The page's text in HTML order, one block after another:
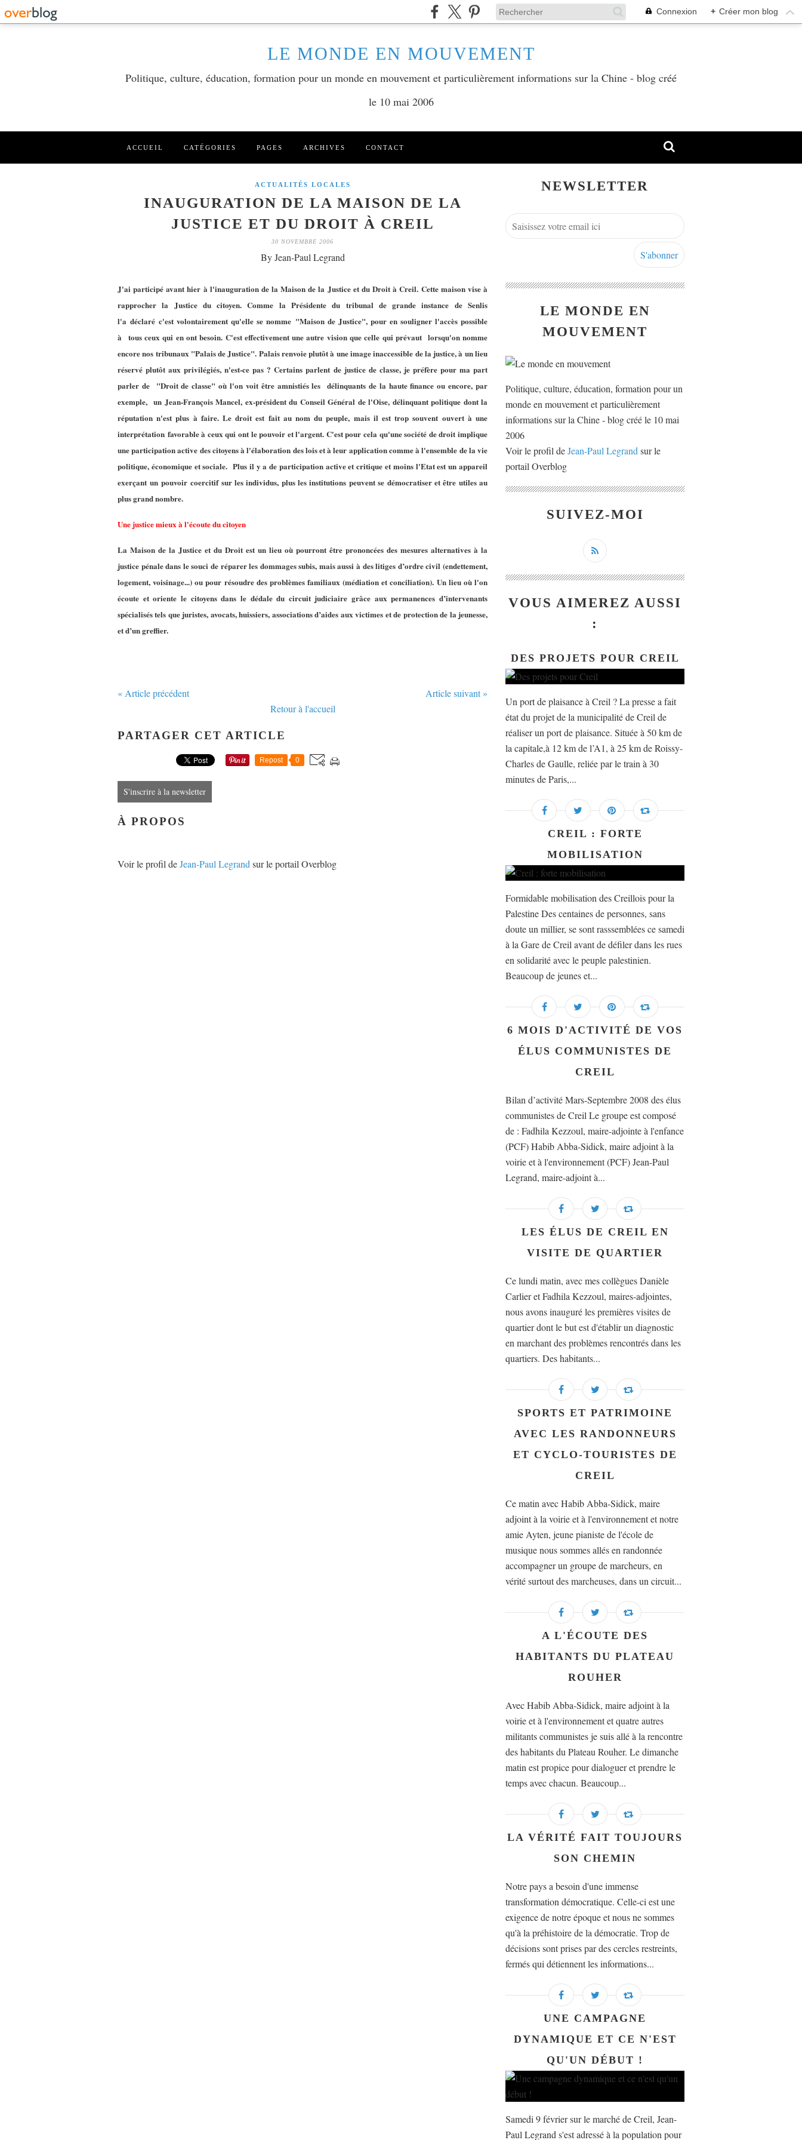
Connexion + Créer mon blog
LE MONDE EN MOUVEMENT
Politique, culture, éducation, formation pour un monde en mouvement et particulièrement informations sur la Chine - blog créé
le 10 mai 2006
ACCUEIL CATÉGORIES PAGES ARCHIVES CONTACT
ACTUALITÉS LOCALES
INAUGURATION DE LA MAISON DE LA
JUSTICE ET DU DROIT À CREIL
30 NOVEMBRE 2006
By Jean-Paul Legrand
J'ai participé avant hier à l'inauguration de la Maison de la Justice et du Droit à Creil. Cette maison vise à
rapprocher la Justice du citoyen. Comme la Présidente du tribunal de grande instance de Senlis
l'a déclaré c'est volontairement qu'elle se nomme "Maison de Justice", pour en souligner l'accès possible
à tous ceux qui en ont besoin. C'est effectivement une autre vision que celle qui prévaut lorsqu'on nomme
encore nos tribunaux "Palais de Justice". Palais renvoie plutôt à une image inaccessible de la justice, à un lieu
réservé plutôt aux privilégiés, n'est-ce pas ? Certains parlent de justice de classe, je préfère pour ma part
parler de "Droit de classe" où l'on voit être amnistiés les délinquants de la haute finance ou encore, par
exemple, un Jean-François Mancel, ex-président du Conseil Général de l'Oise, délinquant politique dont la
réputation n'est plus à faire. Le droit est fait au nom du peuple, mais il est trop souvent ouvert à une
interprétation favorable à ceux qui ont le pouvoir et l'argent. C'est pour cela qu'une société de droit implique
une participation active des citoyens à l'élaboration des lois et à leur application comme à l'ensemble de la vie
politique, économique et sociale. Plus il y a de participation active et critique et moins l'Etat est un appareil
exerçant un pouvoir coercitif sur les individus, plus les institutions peuvent se démocratiser et être utiles au
plus grand nombre.
Une justice mieux à l'écoute du citoyen
La Maison de la Justice et du Droit est un lieu où pourront être prononcées des mesures alternatives à la
justice pénale dans le souci de réparer les dommages subis, mais aussi à des litiges d’ordre civil (endettement,
logement, voisinage...) ou pour résoudre des problèmes familiaux (médiation et conciliation). Un lieu où l'on
écoute et oriente le citoyens dans le dédale du circuit judiciaire grâce aux permanences d’intervenants
spécialisés tels que juristes, avocats, huissiers, associations d’aides aux victimes et de protection de la jeunesse,
et d’un greffier.
« Article précédent
Article suivant »
Retour à l'accueil
PARTAGER CET ARTICLE
Repost 0
S'inscrire à la newsletter
À PROPOS
Voir le profil deJean-Paul Legrand sur le portail Overblog
NEWSLETTER
LE MONDE EN
MOUVEMENT
Politique, culture, éducation, formation pour un
monde en mouvement et particulièrement
informations sur la Chine - blog créé le 10 mai
2006
Voir le profil deJean-Paul Legrand sur le
portail Overblog
SUIVEZ-MOI
VOUS AIMEREZ AUSSI
:
DES PROJETS POUR CREIL
Un port de plaisance à Creil ? La presse a fait
état du projet de la municipalité de Creil de
réaliser un port de plaisance. Située à 50 km de
la capitale,à 12 km de l’A1, à 25 km de Roissy-
Charles de Gaulle, reliée par le train à 30
minutes de Paris,...
CREIL : FORTE
MOBILISATION
Formidable mobilisation des Creillois pour la
Palestine Des centaines de personnes, sans
doute un millier, se sont rasssemblées ce samedi
à la Gare de Creil avant de défiler dans les rues
en solidarité avec le peuple palestinien.
Beaucoup de jeunes et...
6 MOIS D'ACTIVITÉ DE VOS
ÉLUS COMMUNISTES DE
CREIL
Bilan d’activité Mars-Septembre 2008 des élus
communistes de Creil Le groupe est composé
de : Fadhila Kezzoul, maire-adjointe à l'enfance
(PCF) Habib Abba-Sidick, maire adjoint à la
voirie et à l'environnement (PCF) Jean-Paul
Legrand, maire-adjoint à...
LES ÉLUS DE CREIL EN
VISITE DE QUARTIER
Ce lundi matin, avec mes collègues Danièle
Carlier et Fadhila Kezzoul, maires-adjointes,
nous avons inauguré les premières visites de
quartier dont le but est d'établir un diagnostic
en marchant des problèmes rencontrés dans les
quartiers. Des habitants...
SPORTS ET PATRIMOINE
AVEC LES RANDONNEURS
ET CYCLO-TOURISTES DE
CREIL
Ce matin avec Habib Abba-Sidick, maire
adjoint à la voirie et à l'environnement et notre
amie Ayten, jeune pianiste de l'école de
musique nous sommes allés en randonnée
accompagner un groupe de marcheurs, en
vérité surtout des marcheuses, dans un circuit...
A L'ÉCOUTE DES
HABITANTS DU PLATEAU
ROUHER
Avec Habib Abba-Sidick, maire adjoint à la
voirie et à l'environnement et quatre autres
militants communistes je suis allé à la rencontre
des habitants du Plateau Rouher. Le dimanche
matin est propice pour dialoguer et prendre le
temps avec chacun. Beaucoup...
LA VÉRITÉ FAIT TOUJOURS
SON CHEMIN
Notre pays a besoin d'une immense
transformation démocratique. Celle-ci est une
exigence de notre époque et nous ne sommes
qu'à la préhistoire de la démocratie. Trop de
décisions sont prises par des cercles restreints,
fermés qui détiennent les informations...
UNE CAMPAGNE
DYNAMIQUE ET CE N'EST
QU'UN DÉBUT !
Samedi 9 février sur le marché de Creil, Jean-
Paul Legrand s'est adressé à la population pour